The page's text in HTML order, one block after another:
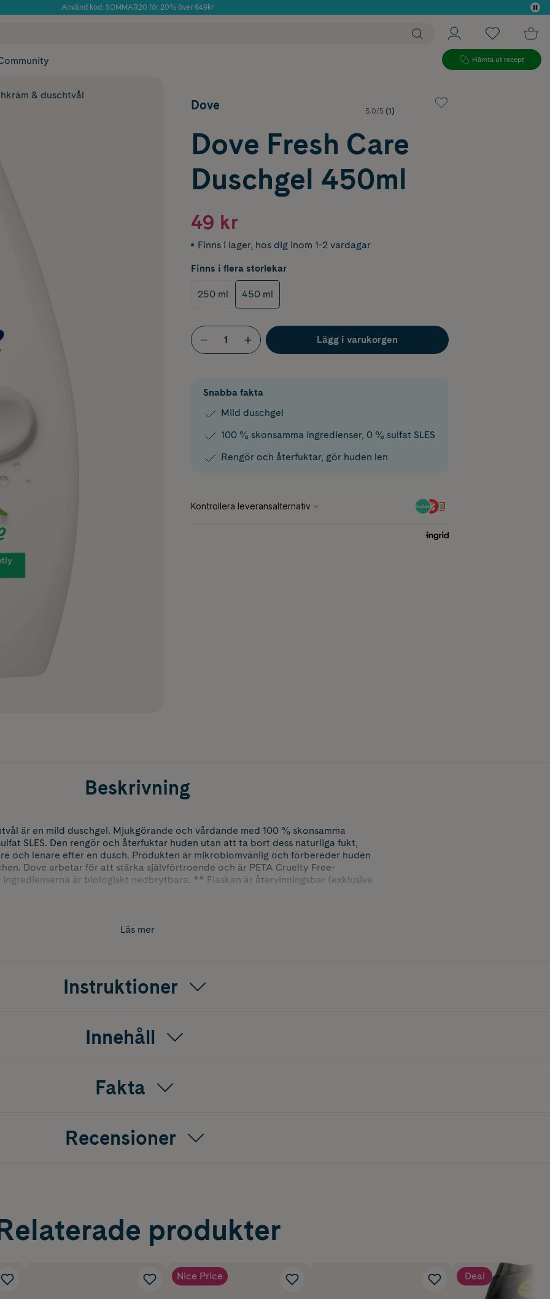
Använd kod: SOMMAR20 för 20% över 649kr
Hämta ut recept
& duschtvål
Dove 5.0/5 (1)
Dove Fresh Care
Duschgel 450ml
49 kr
Finns i lager, hos dig inom 1-2 vardagar
Finns i flera storlekar
250 ml 450 ml
Lägg i varukorgen
Snabba fakta
Mild duschgel
100 % skonsamma ingredienser, 0 % sulfat SLES
Rengör och återfuktar, gör huden len
Beskrivning
är en mild duschgel. Mjukgörande och vårdande med 100 % skonsamma
SLES. Den rengör och återfuktar huden utan att ta bort dess naturliga fukt,
och lenare efter en dusch. Produkten är mikrobiomvänlig och förbereder huden
Dove arbetar för att stärka självförtroende och är PETA Cruelty Free-
är biologiskt nedbrytbara. ** Flaskan är återvinningsbar (exklusive
Läs mer
Instruktioner
Innehåll
Fakta
Recensioner
produkter
Nice Price Deal